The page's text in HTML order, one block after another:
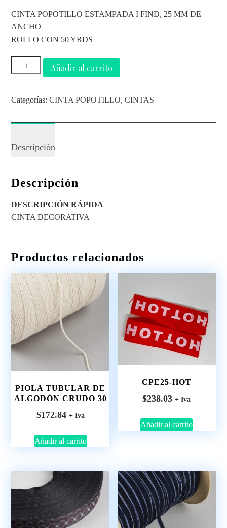
CINTA POPOTILLO ESTAMPADA I FIND, 25 MM DE
ANCHO
ROLLO CON 50 YRDS
Añadir al carrito
Categorías:CINTA POPOTILLO,CINTAS
Descripción
Descripción
DESCRIPCIÓN RÁPIDA
CINTA DECORATIVA
Productos relacionados
PIOLA TUBULAR DE
ALGODÓN CRUDO 30
$172.84 + Iva
Añadir al carrito
CPE25-HOT
$238.03 + Iva
Añadir al carrito